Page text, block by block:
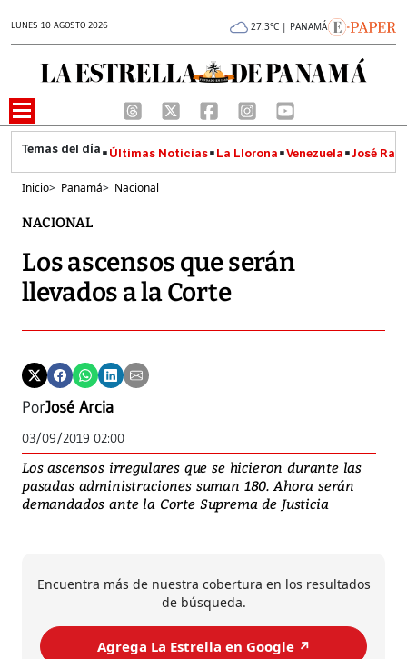
LUNES 10 AGOSTO 2026 27.3°C | PANAMÁ
Últimas Noticias La Llorona Venezuela José
Inicio> Panamá> Nacional
NACIONAL
Los ascensos que serán
llevados a la Corte
PorJosé Arcia
03/09/2019 02:00
Los ascensos irregulares que se hicieron durante las
pasadas administraciones suman 180. Ahora serán
demandados ante la Corte Suprema de Justicia
Encuentra más de nuestra cobertura en los resultados
de búsqueda.
Agrega La Estrella en Google ↗️